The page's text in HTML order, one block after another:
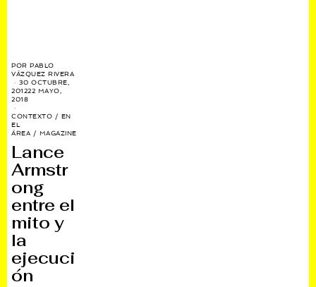
PORPABLO
VÁZQUEZ RIVERA
30 OCTUBRE,
201222 MAYO,
2018
CONTEXTO / EN
EL
ÁREA / MAGAZINE
Lance
Armstr
ong
entre el
mito y
la
ejecuci
ón